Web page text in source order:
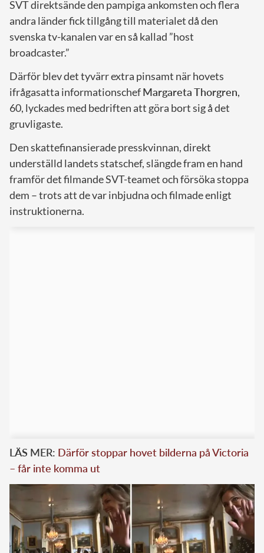
SVT direktsände den pampiga ankomsten och flera
andra länder fick tillgång till materialet då den
svenska tv-kanalen var en så kallad ”host
broadcaster.”
Därför blev det tyvärr extra pinsamt när hovets
ifrågasatta informationschefMargareta Thorgren,
60, lyckades med bedriften att göra bort sig å det
gruvligaste.
Den skattefinansierade presskvinnan, direkt
underställd landets statschef, slängde fram en hand
framför det filmande SVT-teamet och försöka stoppa
dem – trots att de var inbjudna och filmade enligt
instruktionerna.
LÄS MER: Därför stoppar hovet bilderna på Victoria
– får inte komma ut